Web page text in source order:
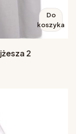
Do
koszyka
2